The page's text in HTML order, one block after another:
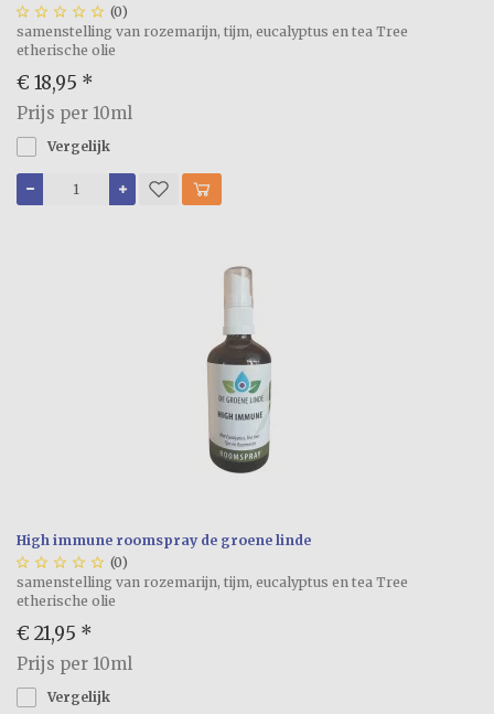
     (0)
samenstelling van rozemarijn, tijm, eucalyptus en tea Tree
etherische olie
€ 18,95 *
Prijs per 10ml
Vergelijk
High immune roomspray de groene linde
     (0)
samenstelling van rozemarijn, tijm, eucalyptus en tea Tree
etherische olie
€ 21,95 *
Prijs per 10ml
Vergelijk